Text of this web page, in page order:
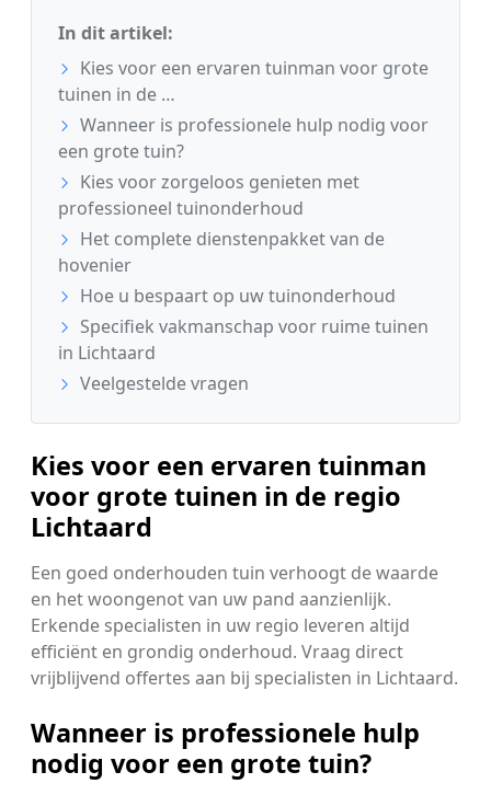
In dit artikel:
Kies voor een ervaren tuinman voor grote
tuinen in de …
Wanneer is professionele hulp nodig voor
een grote tuin?
Kies voor zorgeloos genieten met
professioneel tuinonderhoud
Het complete dienstenpakket van de
hovenier
Hoe u bespaart op uw tuinonderhoud
Specifiek vakmanschap voor ruime tuinen
in Lichtaard
Veelgestelde vragen
Kies voor een ervaren tuinman
voor grote tuinen in de regio
Lichtaard
Een goed onderhouden tuin verhoogt de waarde
en het woongenot van uw pand aanzienlijk.
Erkende specialisten in uw regio leveren altijd
efficiënt en grondig onderhoud. Vraag direct
vrijblijvend offertes aan bij specialisten in Lichtaard.
Wanneer is professionele hulp
nodig voor een grote tuin?